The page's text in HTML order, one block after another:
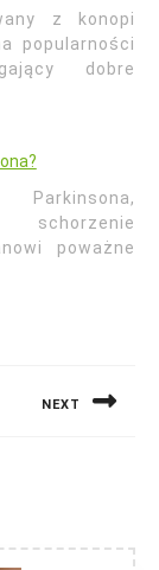
z konopi
popularności
dobre
schorzenie
poważne
NEXT